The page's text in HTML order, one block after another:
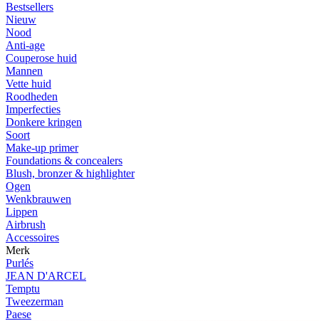
Bestsellers
Nieuw
Nood
Anti-age
Couperose huid
Mannen
Vette huid
Roodheden
Imperfecties
Donkere kringen
Soort
Make-up primer
Foundations & concealers
Blush, bronzer & highlighter
Ogen
Wenkbrauwen
Lippen
Airbrush
Accessoires
Merk
Purlés
JEAN D'ARCEL
Temptu
Tweezerman
Paese